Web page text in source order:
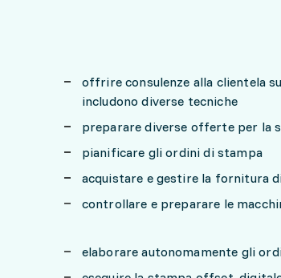
offrire consulenze alla clientela
includono diverse tecniche
preparare diverse offerte per la
pianificare gli ordini di stampa
acquistare e gestire la fornitura
controllare e preparare le
elaborare autonomamente gli